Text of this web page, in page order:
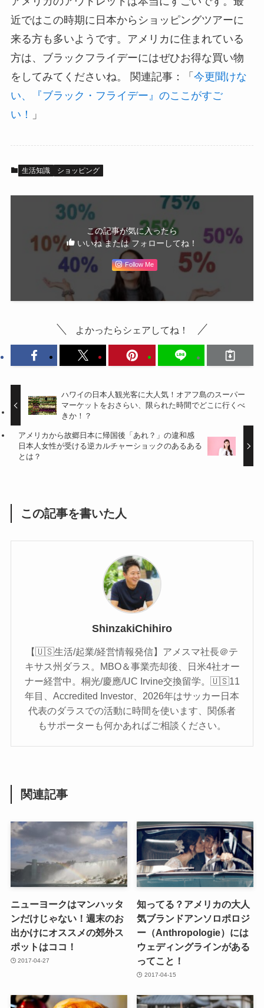
近ではこの時期に日本からショッピングツアーに
来る方も多いようです。アメリカに住まれている
方は、ブラックフライデーにはぜひお得な買い物
をしてみてくださいね。 関連記事：「 今更聞けな
い、『ブラック・フライデー』のここがすご
い！
」
生活知識 ショッピング
この記事が気に入ったら
いいね または フォローしてね！
Follow Me
よかったらシェアしてね！
ハワイの日本人観光客に大人気！オアフ島のスーパー
マーケットをおさらい、限られた時間でどこに行くべ
きか！？
アメリカから故郷日本に帰国後「あれ？」の違和感
日本人女性が受ける逆カルチャーショックのあるある
とは？
この記事を書いた人
ShinzakiChihiro
【🇺🇸生活/起業/経営情報発信】アメスマ社長＠テ
キサス州ダラス。MBO＆事業売却後、日米4社オー
ナー経営中。桐光/慶應/UC Irvine交換留学。🇺🇸11
年目、Accredited Investor、2026年はサッカー日本
代表のダラスでの活動に時間を使います、関係者
もサポーターも何かあればご相談ください。
関連記事
ニューヨークはマンハッタ
ンだけじゃない！週末のお
出かけにオススメの郊外ス
ポットはココ！
2017-04-27
知ってる？アメリカの大人
気ブランドアンソロポロジ
ー（Anthropologie）には
ウェディングラインがある
ってこと！
2017-04-15